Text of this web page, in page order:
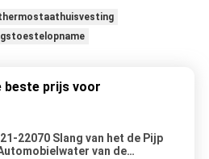
beste prijs voor
22070 Slang van het de Pijp
van de